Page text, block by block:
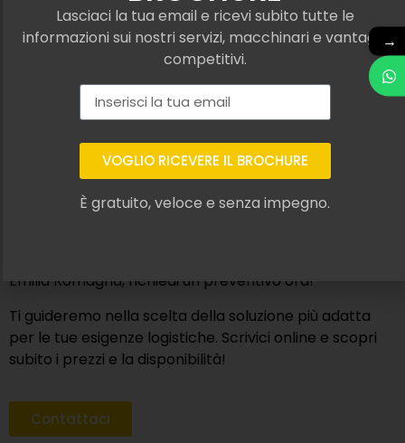
alimentazione elettrica, perfetti per superfici
irregolari e spazi aperti.
Questi muletti elettrici da cantiere garantiscono un
lavoro pulito e silenzioso e sono perfetti anche per
cantieri nei centri storici in cui servono mezzi silenziosi
e non inquinanti.
Robustezza, efficienza e tecnologia si combinano in
una soluzione completa, capace di affrontare qualsiasi
Emilia Romagna, richiedi un preventivo ora!
Ti guideremo nella scelta della soluzione più adatta
per le tue esigenze logistiche. Scrivici online e scopri
subito i prezzi e la disponibilità!
Contattaci
→
Lasciaci la tua email e ricevi subito tutte le
informazioni sui nostri servizi, macchinari e vantaggi
competitivi.
VOGLIO RICEVERE IL BROCHURE
È gratuito, veloce e senza impegno.